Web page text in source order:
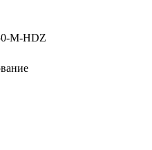
M-HDZ